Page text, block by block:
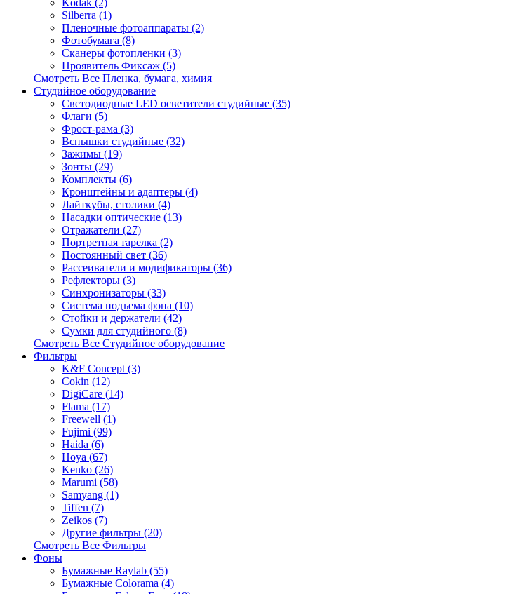
Kodak (2)
Silberra (1)
Пленочные фотоаппараты (2)
Фотобумага (8)
Сканеры фотопленки (3)
Проявитель Фиксаж (5)
Смотреть Все Пленка, бумага, химия
Студийное оборудование
Светодиодные LED осветители студийные (35)
Флаги (5)
Фрост-рама (3)
Вспышки студийные (32)
Зажимы (19)
Зонты (29)
Комплекты (6)
Кронштейны и адаптеры (4)
Лайткубы, столики (4)
Насадки оптические (13)
Отражатели (27)
Портретная тарелка (2)
Постоянный свет (36)
Рассеиватели и модификаторы (36)
Рефлекторы (3)
Синхронизаторы (33)
Система подъема фона (10)
Стойки и держатели (42)
Сумки для студийного (8)
Смотреть Все Студийное оборудование
Фильтры
K&F Concept (3)
Cokin (12)
DigiCare (14)
Flama (17)
Freewell (1)
Fujimi (99)
Haida (6)
Hoya (67)
Kenko (26)
Marumi (58)
Samyang (1)
Tiffen (7)
Zeikos (7)
Другие фильтры (20)
Смотреть Все Фильтры
Фоны
Бумажные Raylab (55)
Бумажные Colorama (4)